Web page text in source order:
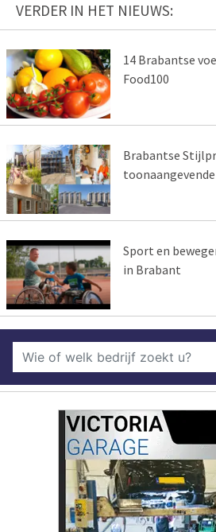
VERDER IN HET NIEUWS:
14 Brabantse
Food100
Brabantse
Sport en
in Brabant